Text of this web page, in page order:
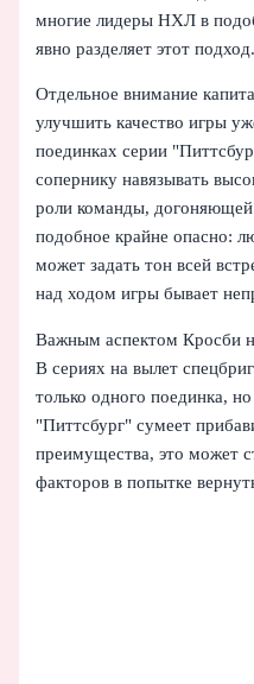
многие лидеры НХЛ в
явно разделяет этот подход.
Отдельное внимание
улучшить качество игры
поединках серии
сопернику навязывать
роли команды,
подобное крайне опасно:
может задать тон всей
над ходом игры бывает
Важным аспектом Кросби
В сериях на вылет
только одного поединка,
"Питтсбург" сумеет
преимущества, это может
факторов в попытке